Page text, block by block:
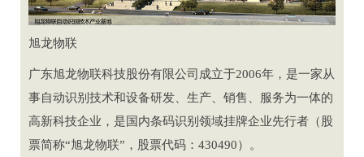
旭龙物联
广东旭龙物联科技股份有限公司成立于2006年，是一家从
事自动识别技术和设备研发、生产、销售、服务为一体的
高新科技企业，是国内条码识别领域挂牌企业先行者（股
票简称“旭龙物联”，股票代码：430490）。